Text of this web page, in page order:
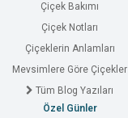
Çiçek Bakımı
Çiçek Notları
Çiçeklerin Anlamları
Mevsimlere Göre Çiçekler
Tüm Blog Yazıları
Özel Günler